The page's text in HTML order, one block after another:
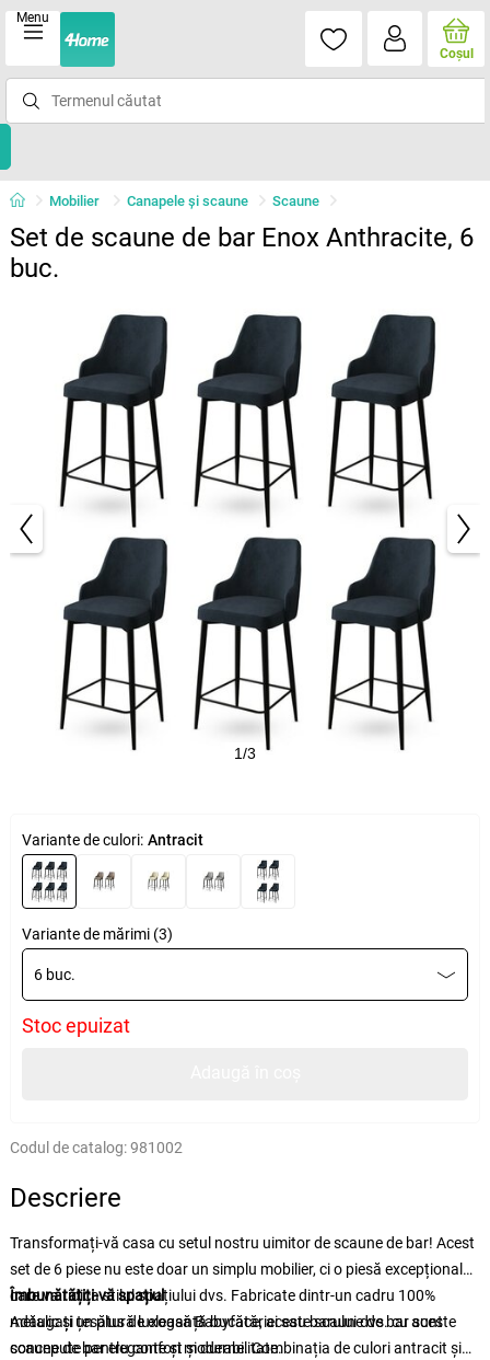
Menu
Coşul
Mobilier Canapele și scaune Scaune
Set de scaune de bar Enox Anthracite, 6
buc.
1/3
Variante de culori: Antracit
Variante de mărimi (3)
6 buc.
Stoc epuizat
Codul de catalog:981002
Descriere
Transformați-vă casa cu setul nostru uimitor de scaune de bar! Acest
set de 6 piese nu este doar un simplu mobilier, ci o piesă excepțională
care va ridica stilul spațiului dvs. Fabricate dintr-un cadru 100%
metalic și țesătură luxoasă Babyface, aceste scaune de bar sunt
concepute pentru confort și durabilitate.
Îmbunătățiți-vă spațiul
Adăugați un plus de eleganță bucătăriei sau barului dvs. cu aceste
scaune de bar elegante și moderne. Combinația de culori antracit și